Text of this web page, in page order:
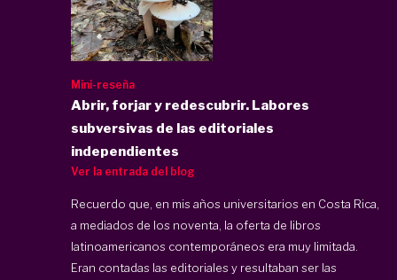
Mini-reseña
Abrir, forjar y redescubrir. Labores
subversivas de las editoriales
independientes
Ver la entrada del blog
Recuerdo que, en mis años universitarios en Costa Rica,
a mediados de los noventa, la oferta de libros
latinoamericanos contemporáneos era muy limitada.
Eran contadas las editoriales y resultaban ser las